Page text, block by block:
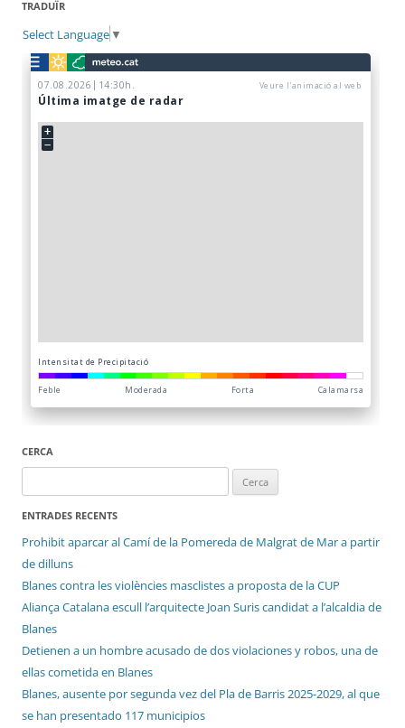
TRADUÏR
Select Language ▼
CERCA
ENTRADES RECENTS
Prohibit aparcar al Camí de la Pomereda de Malgrat de Mar a partir
de dilluns
Blanes contra les violències masclistes a proposta de la CUP
Aliança Catalana escull l’arquitecte Joan Suris candidat a l’alcaldia de
Blanes
Detienen a un hombre acusado de dos violaciones y robos, una de
ellas cometida en Blanes
Blanes, ausente por segunda vez del Pla de Barris 2025-2029, al que
se han presentado 117 municipios